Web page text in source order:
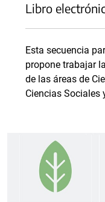
Libro
Esta secuencia
propone trabajar
de las áreas de
Ciencias Sociales